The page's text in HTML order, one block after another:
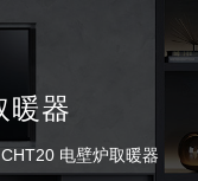
暖器
CHT20 电壁炉取暖器